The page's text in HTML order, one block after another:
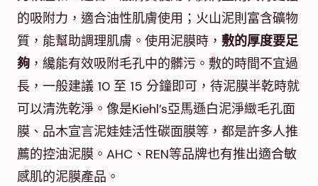
的吸附力，適合油性肌膚使用；火山泥則富含礦物
質，能幫助調理肌膚。使用泥膜時， 敷的厚度要足
夠 ，纔能有效吸附毛孔中的髒污。敷的時間不宜過
長，一般建議 10 至 15 分鐘即可，待泥膜半乾時就
可以清洗乾淨。像是Kiehl’s亞馬遜白泥淨緻毛孔面
膜、品木宣言泥娃娃活性碳面膜等，都是許多人推
薦的控油泥膜。AHC、REN等品牌也有推出適合敏
感肌的泥膜產品。